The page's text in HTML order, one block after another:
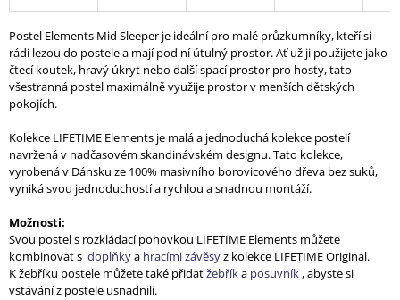
Postel Elements Mid Sleeper je ideální pro malé průzkumníky, kteří si
rádi lezou do postele a mají pod ní útulný prostor. Ať už ji použijete jako
čtecí koutek, hravý úkryt nebo další spací prostor pro hosty, tato
všestranná postel maximálně využije prostor v menších dětských
pokojích.
Kolekce LIFETIME Elements je malá a jednoduchá kolekce postelí
navržená v nadčasovém skandinávském designu. Tato kolekce,
vyrobená v Dánsku ze 100% masivního borovicového dřeva bez suků,
vyniká svou jednoduchostí a rychlou a snadnou montáží.
Možnosti:
Svou postel s rozkládací pohovkou LIFETIME Elements můžete
kombinovat s doplňkya hracími závěsyz kolekce LIFETIME Original.
K žebříku postele můžete také přidatžebříka posuvník, abyste si
vstávání z postele usnadnili.
O
P
O
R
U
Č
U
J
E
M
E